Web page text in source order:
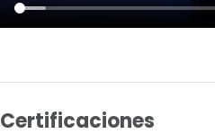
Certificaciones